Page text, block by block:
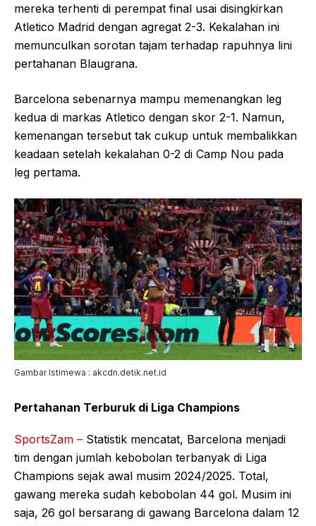
mereka terhenti di perempat final usai disingkirkan
Atletico Madrid dengan agregat 2-3. Kekalahan ini
memunculkan sorotan tajam terhadap rapuhnya lini
pertahanan Blaugrana.
Barcelona sebenarnya mampu memenangkan leg
kedua di markas Atletico dengan skor 2-1. Namun,
kemenangan tersebut tak cukup untuk membalikkan
keadaan setelah kekalahan 0-2 di Camp Nou pada
leg pertama.
Gambar Istimewa : akcdn.detik.net.id
Pertahanan Terburuk di Liga Champions
SportsZam – Statistik mencatat, Barcelona menjadi
tim dengan jumlah kebobolan terbanyak di Liga
Champions sejak awal musim 2024/2025. Total,
gawang mereka sudah kebobolan 44 gol. Musim ini
saja, 26 gol bersarang di gawang Barcelona dalam 12